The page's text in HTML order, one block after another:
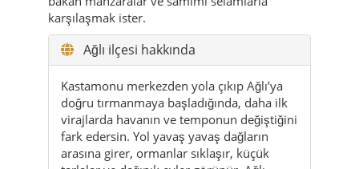
doğru tırmanmaya başladığında, daha ilk
virajlarda havanın ve temponun değiştiğini
fark edersin. Yol yavaş yavaş dağların
arasına girer, ormanlar sıklaşır, küçük
tarlalar ve dağınık evler görünür. Ağlı,
nüfus olarak küçük ama karakter olarak
güçlü bir ilçe; toplamda yalnızca birkaç bin
kişi yaşar, ama her mahalle ve köy
kendine özgü bir hayat ritmine sahiptir.